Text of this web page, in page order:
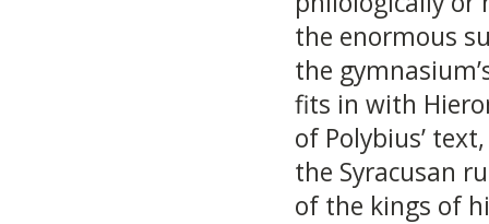
the enormous
the
fits in with
of Polybius’
the Syracusan
of the kings of